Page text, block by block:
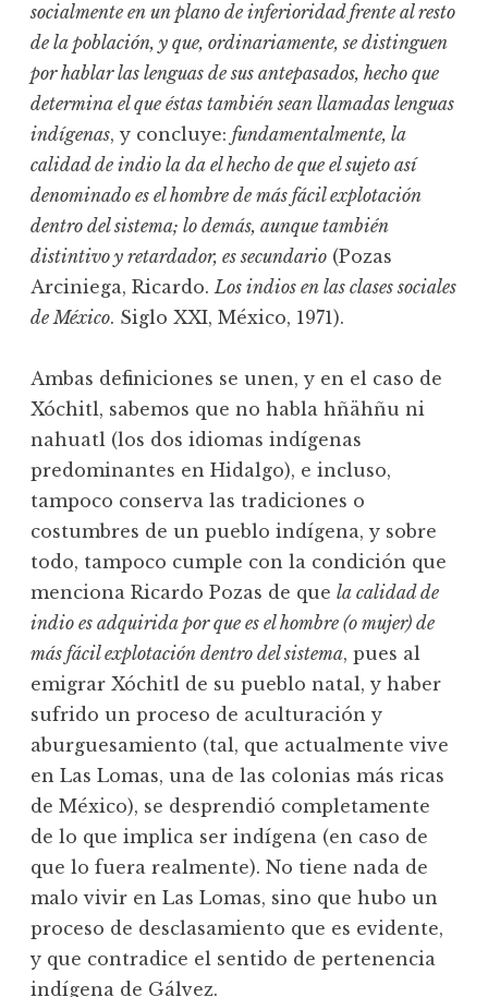
socialmente en un plano de inferioridad frente al resto
de la población, y que, ordinariamente, se distinguen
por hablar las lenguas de sus antepasados, hecho que
determina el que éstas también sean llamadas lenguas
indígenas, y concluye: fundamentalmente, la
calidad de indio la da el hecho de que el sujeto así
denominado es el hombre de más fácil explotación
dentro del sistema; lo demás, aunque también
distintivo y retardador, es secundario (Pozas
Arciniega, Ricardo.Los indios en las clases sociales
de México. Siglo XXI, México, 1971).
Ambas definiciones se unen, y en el caso de
Xóchitl, sabemos que no habla hñähñu ni
nahuatl (los dos idiomas indígenas
predominantes en Hidalgo), e incluso,
tampoco conserva las tradiciones o
costumbres de un pueblo indígena, y sobre
todo, tampoco cumple con la condición que
menciona Ricardo Pozas de que la calidad de
indio es adquirida por que es el hombre (o mujer) de
más fácil explotación dentro del sistema, pues al
emigrar Xóchitl de su pueblo natal, y haber
sufrido un proceso de aculturación y
aburguesamiento (tal, que actualmente vive
en Las Lomas, una de las colonias más ricas
de México), se desprendió completamente
de lo que implica ser indígena (en caso de
que lo fuera realmente). No tiene nada de
malo vivir en Las Lomas, sino que hubo un
proceso de desclasamiento que es evidente,
y que contradice el sentido de pertenencia
indígena de Gálvez.